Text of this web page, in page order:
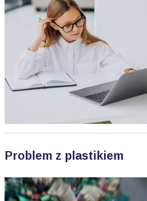
Problem z plastikiem